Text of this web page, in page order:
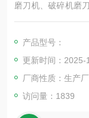
磨刀机、破碎机磨
刀机、粉碎机刀片
产品型号：
更新时间：2025-
厂商性质：生产
访问量：1839